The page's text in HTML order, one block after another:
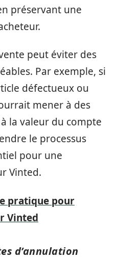
préservant une
peut éviter des
Par exemple, si
défectueux ou
mener à des
la valeur du compte
le processus
pour une
Vinted.
pratique pour
Vinted
d’annulation